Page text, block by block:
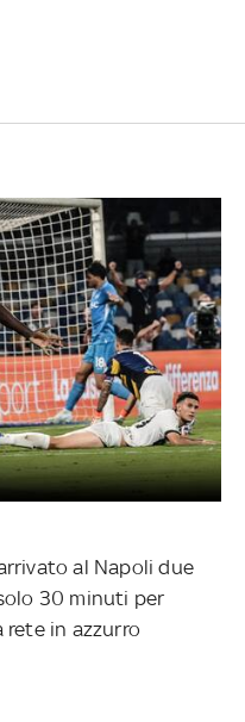
al Napoli due
30 minuti per
rete in azzurro